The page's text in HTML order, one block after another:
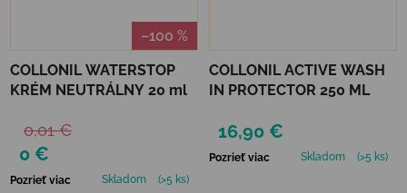
–100 %
COLLONIL WATERSTOP
KRÉM NEUTRÁLNY 20 ml
0 €
0,01 €
Pozrieť viac Skladom (>5 ks)
COLLONIL ACTIVE WASH
IN PROTECTOR 250 ML
16,90 €
Pozrieť viac Skladom (>5 ks)